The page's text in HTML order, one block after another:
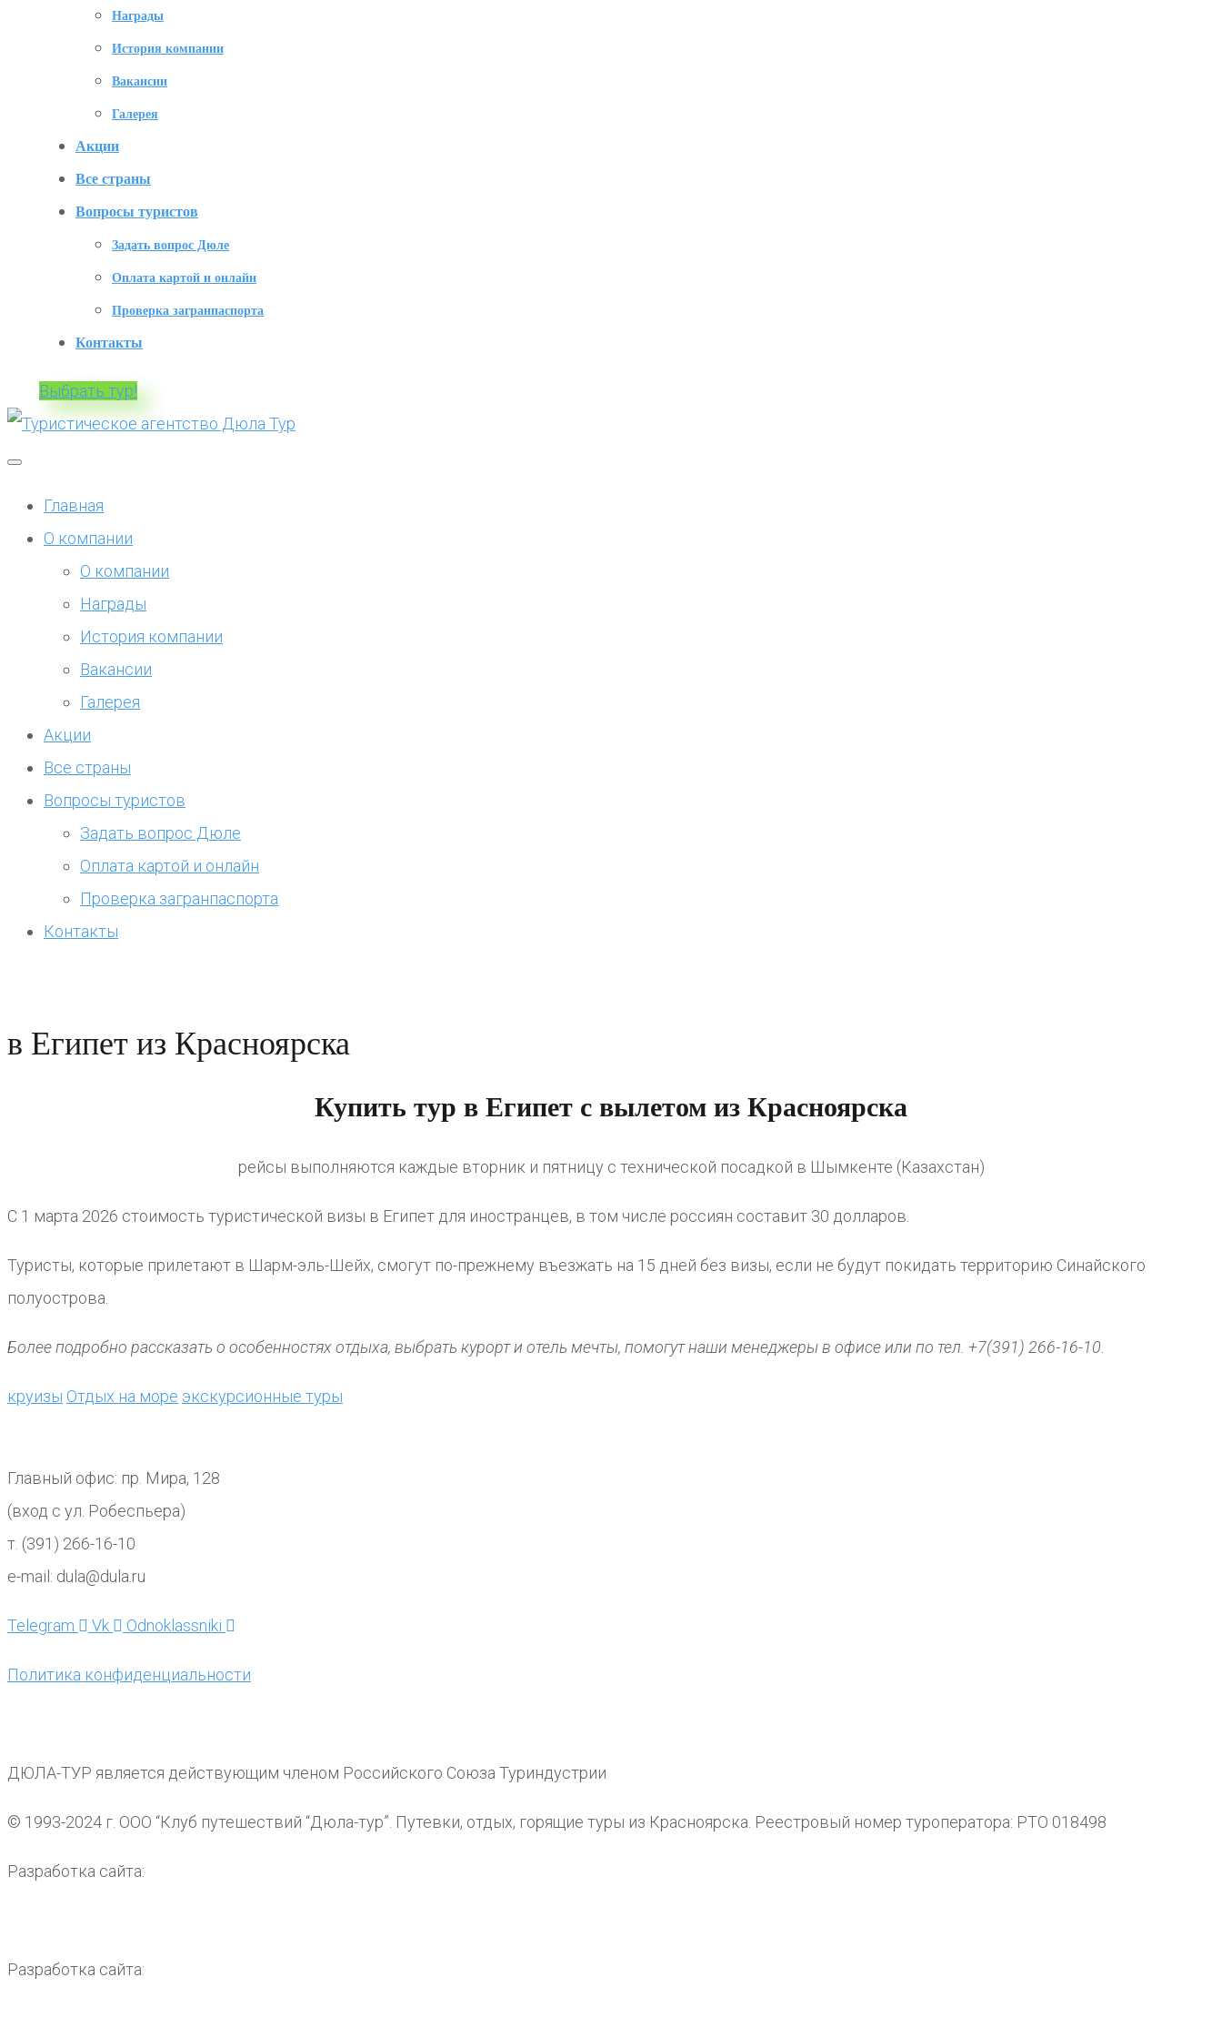
Награды
История компании
Вакансии
Галерея
Акции
Все страны
Вопросы туристов
Задать вопрос Дюле
Оплата картой и онлайн
Проверка загранпаспорта
Контакты
Выбрать тур!
Главная
О компании
О компании
Награды
История компании
Вакансии
Галерея
Акции
Все страны
Вопросы туристов
Задать вопрос Дюле
Оплата картой и онлайн
Проверка загранпаспорта
Контакты
в Египет из Красноярска
Купить тур в Египет с вылетом из Красноярска
рейсы выполняются каждые вторник и пятницу с технической посадкой в Шымкенте (Казахстан)
С 1 марта 2026 стоимость туристической визы в Египет для иностранцев, в том числе россиян составит 30 долларов.
Туристы, которые прилетают в Шарм-эль-Шейх, смогут по-прежнему въезжать на 15 дней без визы, если не будут покидать территорию Синайского
полуострова.
Более подробно рассказать о особенностях отдыха, выбрать курорт и отель мечты, помогут наши менеджеры в офисе или по тел. +7(391) 266-16-10.
круизы Отдых на море экскурсионные туры
Главный офис: пр. Мира, 128
(вход с ул. Робеспьера)
т. (391) 266-16-10
e-mail: dula@dula.ru
Telegram Vk Odnoklassniki
Политика конфиденциальности
ДЮЛА-ТУР является действующим членом Российского Союза Туриндустрии
© 1993-2024 г. ООО “Клуб путешествий “Дюла-тур”. Путевки, отдых, горящие туры из Красноярска. Реестровый номер туроператора: РТО 018498
Разработка сайта:
Разработка сайта: